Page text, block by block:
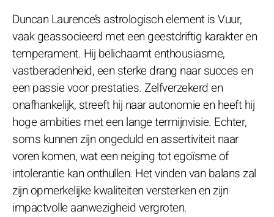
Duncan Laurence’s astrologisch element is Vuur,
vaak geassocieerd met een geestdriftig karakter en
temperament. Hij belichaamt enthousiasme,
vastberadenheid, een sterke drang naar succes en
een passie voor prestaties. Zelfverzekerd en
onafhankelijk, streeft hij naar autonomie en heeft hij
hoge ambities met een lange termijnvisie. Echter,
soms kunnen zijn ongeduld en assertiviteit naar
voren komen, wat een neiging tot egoïsme of
intolerantie kan onthullen. Het vinden van balans zal
zijn opmerkelijke kwaliteiten versterken en zijn
impactvolle aanwezigheid vergroten.